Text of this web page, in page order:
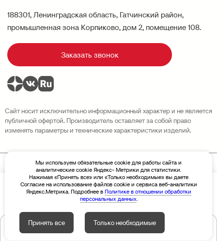
Цена По запросу
188301, Ленинградская область, Гатчинский район,
промышленная зона Корпиково, дом 2, помещение 108.
Заказать звонок
Сайт носит исключительно информационный характер и не является
публичной офертой. Производитель оставляет за собой право
изменять параметры и технические характеристики изделий.
Политика конфиденциальности
Разработка сайта Sivachёv & Sivachёv
© 2026 Завод высотных конструкций «Новая Высота»
Мы используем обязательные cookie для работы сайта и
аналитические cookie Яндекс- Метрики для статистики.
Нажимая «Принять все» или «Только необходимые» вы даете
Согласие на использование файлов cookie и сервиса веб-аналитики
Яндекс.Метрика. Подробнее в Политике в отношении обработки
персональных данных.
Принять все Только необходимые